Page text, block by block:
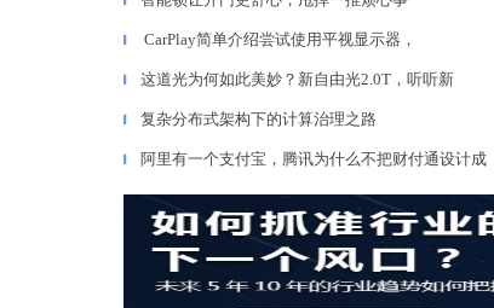
▎
▎ CarPlay简单介绍尝试使用平视显示器，
▎ 这道光为何如此美妙？新自由光2.0T，听听新
▎ 复杂分布式架构下的计算治理之路
▎ 阿里有一个支付宝，腾讯为什么不把财付通设计成